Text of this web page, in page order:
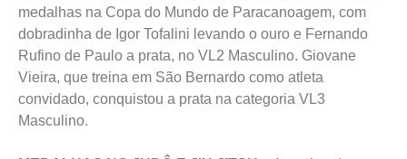
MAIS MEDALHAS – Os brasileiros conquistaram mais
medalhas na Copa do Mundo de Paracanoagem, com
dobradinha de Igor Tofalini levando o ouro e Fernando
Rufino de Paulo a prata, no VL2 Masculino. Giovane
Vieira, que treina em São Bernardo como atleta
convidado, conquistou a prata na categoria VL3